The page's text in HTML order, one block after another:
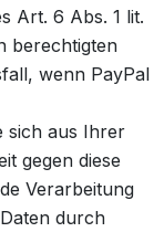
Art. 6 Abs. 1 lit.
berechtigten
wenn PayPal
sich aus Ihrer
gegen diese
Verarbeitung
durch